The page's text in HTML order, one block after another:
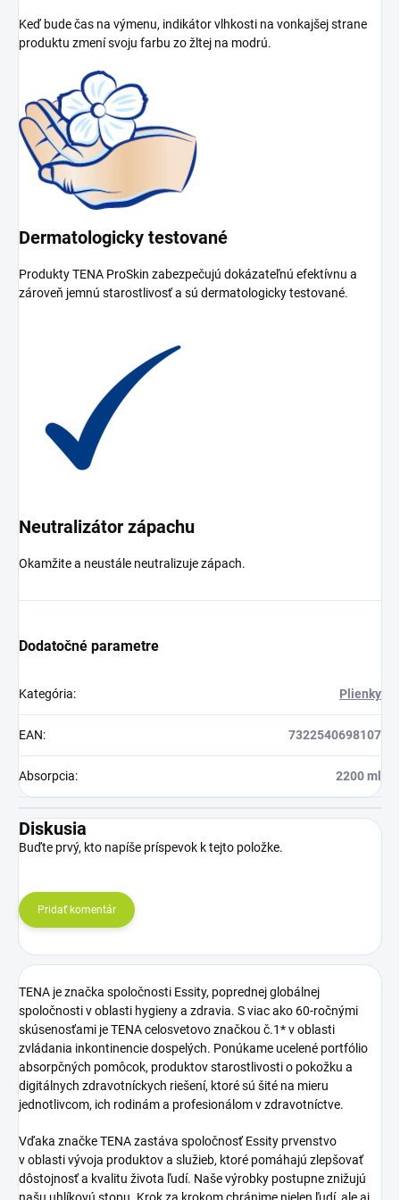
Keď bude čas na výmenu, indikátor vlhkosti na vonkajšej strane
produktu zmení svoju farbu zo žltej na modrú.
Dermatologicky testované
Produkty TENA ProSkin zabezpečujú dokázateľnú efektívnu a
zároveň jemnú starostlivosť a sú dermatologicky testované.
Neutralizátor zápachu
Okamžite a neustále neutralizuje zápach.
Dodatočné parametre
Kategória: Plienky
EAN: 7322540698107
Absorpcia: 2200 ml
Diskusia
Buďte prvý, kto napíše príspevok k tejto položke.
Pridať komentár
TENA je značka spoločnosti Essity, poprednej globálnej
spoločnosti v oblasti hygieny a zdravia. S viac ako 60-ročnými
skúsenosťami je TENA celosvetovo značkou č.1* v oblasti
zvládania inkontinencie dospelých. Ponúkame ucelené portfólio
absorpčných pomôcok, produktov starostlivosti o pokožku a
digitálnych zdravotníckych riešení, ktoré sú šité na mieru
jednotlivcom, ich rodinám a profesionálom v zdravotníctve.
Vďaka značke TENA zastáva spoločnosť Essity prvenstvo
v oblasti vývoja produktov a služieb, ktoré pomáhajú zlepšovať
dôstojnosť a kvalitu života ľudí. Naše výrobky postupne znižujú